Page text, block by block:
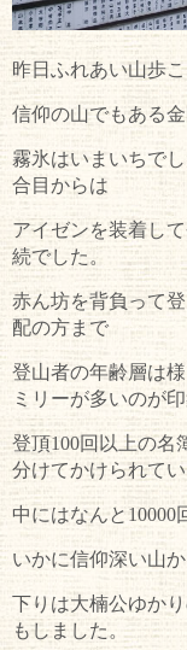
昨日ふれあい山歩
信仰の山でもある
霧氷はいまいちで
合目からは
アイゼンを装着し
続でした。
赤ん坊を背負って
配の方まで
登山者の年齢層は
ミリーが多いのが
登頂100回以上の名
分けてかけられてい
中にはなんと10000
いかに信仰深い山
下りは大楠公ゆか
もしました。